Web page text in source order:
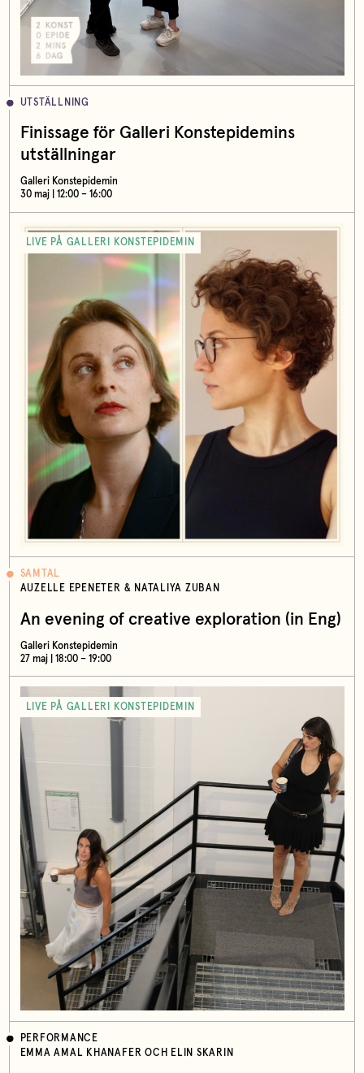
UTSTÄLLNING
Finissage för Galleri Konstepidemins
utställningar
Galleri Konstepidemin
30 maj | 12:00 – 16:00
LIVE PÅ GALLERI KONSTEPIDEMIN
SAMTAL
AUZELLE EPENETER & NATALIYA ZUBAN
An evening of creative exploration (in Eng)
Galleri Konstepidemin
27 maj | 18:00 – 19:00
LIVE PÅ GALLERI KONSTEPIDEMIN
PERFORMANCE
EMMA AMAL KHANAFER OCH ELIN SKARIN